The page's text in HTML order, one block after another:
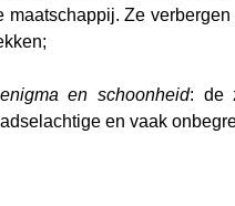
maatschappij. Ze
enigma en schoonheid: de
en vaak